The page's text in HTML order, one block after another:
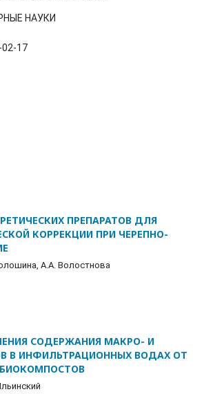
НАУКИ
02-17
ПРЕПАРАТОВ ДЛЯ
КОРРЕКЦИИ ПРИ ЧЕРЕПНО-
А.А. Волостнова
СОДЕРЖАНИЯ МАКРО- И
В ИНФИЛЬТРАЦИОННЫХ ВОДАХ ОТ